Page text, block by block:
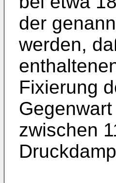
der
werden,
Fixierung
zwischen